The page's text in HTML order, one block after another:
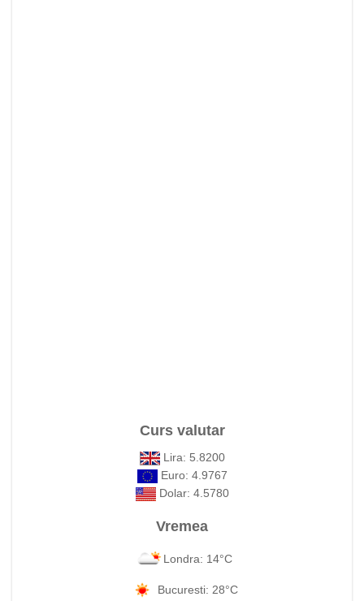
Curs valutar
Lira: 5.8200
Euro: 4.9767
Dolar: 4.5780
Vremea
Londra: 14°C
Bucuresti: 28°C